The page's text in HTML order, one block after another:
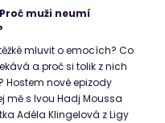
muži neumí
mluvit o emocích? Co
a proč si tolik z nich
nové epizody
mě s Ivou Hadj Moussa
Adéla Klingelová z Ligy